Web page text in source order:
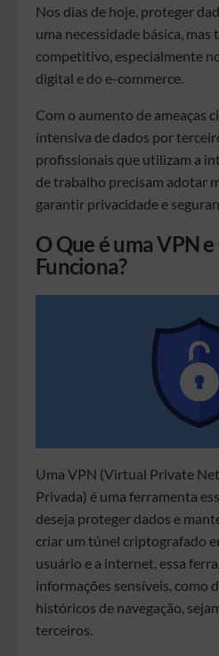
Nos dias de hoje, proteger
uma necessidade básica,
competitivo, especialmente
digital e do e-commerce.
Com o aumento de ameaças
intensiva de dados por
profissionais que utilizam a
de trabalho precisam adotar
garantir privacidade e
O Que é uma VPN
Funciona?
Uma VPN (Virtual Private
Privada) é uma ferramenta
deseja proteger dados e
criar um túnel criptografado
usuário e a internet, essa
informações sensíveis, como
históricos de navegação,
terceiros.